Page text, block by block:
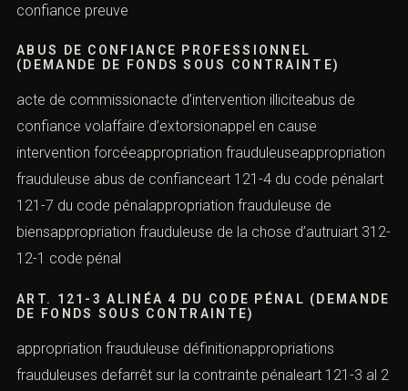
confiance preuve
ABUS DE CONFIANCE PROFESSIONNEL
(DEMANDE DE FONDS SOUS CONTRAINTE)
acte de commissionacte d’intervention illiciteabus de
confiance volaffaire d’extorsionappel en cause
intervention forcéeappropriation frauduleuseappropriation
frauduleuse abus de confianceart 121-4 du code pénalart
121-7 du code pénalappropriation frauduleuse de
biensappropriation frauduleuse de la chose d’autruiart 312-
12-1 code pénal
ART. 121-3 ALINÉA 4 DU CODE PÉNAL (DEMANDE
DE FONDS SOUS CONTRAINTE)
appropriation frauduleuse définitionappropriations
frauduleuses defarrêt sur la contrainte pénaleart 121-3 al 2